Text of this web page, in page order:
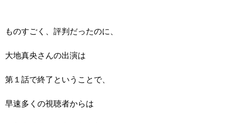
ものすごく、評判だったのに、
大地真央さんの出演は
第１話で終了ということで、
早速多くの視聴者からは